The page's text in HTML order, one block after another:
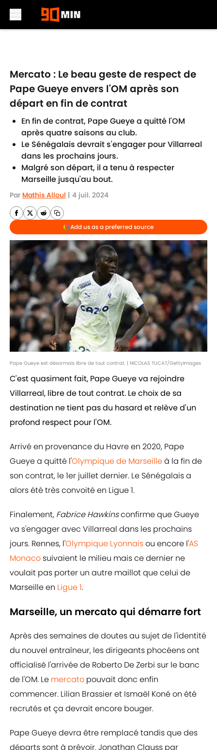
Mercato : Le beau geste de respect de
Pape Gueye envers l'OM après son
départ en fin de contrat
En fin de contrat, Pape Gueye a quitté l'OM
après quatre saisons au club.
Le Sénégalais devrait s'engager pour Villarreal
dans les prochains jours.
Malgré son départ, il a tenu à respecter
Marseille jusqu'au bout.
Par Mathis Alloul | 4 juil. 2024
Add us as a preferred source
Pape Gueye est désormais libre de tout contrat. | NICOLAS TUCAT/GettyImages
C'est quasiment fait, Pape Gueye va rejoindre
Villarreal, libre de tout contrat. Le choix de sa
destination ne tient pas du hasard et relève d'un
profond respect pour l'OM.
Arrivé en provenance du Havre en 2020, Pape
Gueye a quitté l'Olympique de Marseilleà la fin de
son contrat, le 1er juillet dernier. Le Sénégalais a
alors été très convoité en Ligue 1.
Finalement, Fabrice Hawkinsconfirme que Gueye
va s'engager avec Villarreal dans les prochains
jours. Rennes, l'Olympique Lyonnaisou encore l'AS
Monaco suivaient le milieu mais ce dernier ne
voulait pas porter un autre maillot que celui de
Marseille en Ligue 1.
Marseille, un mercato qui démarre fort
Après des semaines de doutes au sujet de l'identité
du nouvel entraîneur, les dirigeants phocéens ont
officialisé l'arrivée de Roberto De Zerbi sur le banc
de l'OM. Le mercato pouvait donc enfin
commencer. Lilian Brassier et Ismaël Koné on été
recrutés et ça devrait encore bouger.
Pape Gueye devra être remplacé tandis que des
départs sont à prévoir. Jonathan Clauss par